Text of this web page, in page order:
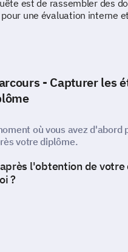
est de rassembler des
une évaluation interne
- Capturer les
où vous avez d'abord
votre diplôme.
l'obtention de
?